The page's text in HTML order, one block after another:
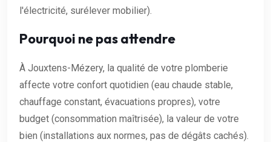
l'électricité, surélever mobilier).
Pourquoi ne pas attendre
À Jouxtens-Mézery, la qualité de votre plomberie
affecte votre confort quotidien (eau chaude stable,
chauffage constant, évacuations propres), votre
budget (consommation maîtrisée), la valeur de votre
bien (installations aux normes, pas de dégâts cachés).